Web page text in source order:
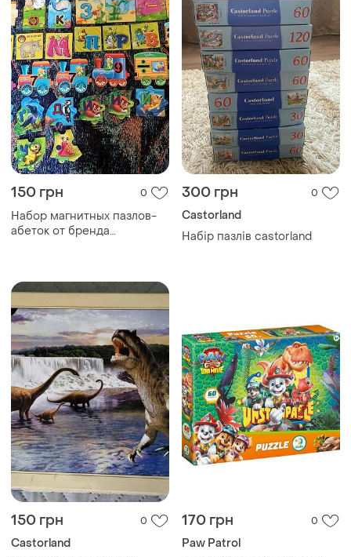
150 грн 0
Набор магнитных пазлов-
абеток от бренда
300 грн 0
Castorland
Набір пазлів castorland
150 грн 0
Castorland
170 грн 0
Paw Patrol